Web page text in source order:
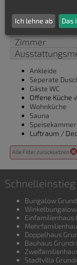
2
Dachform
Zimmer
Ankleide
Seperate
Gäste WC
Offene Küche √
Wohnküche
Sauna
Speisekammer
Luftraum /
Alle Filter zurücksetzen
Schnelleinstieg
Bungalow
Einfamilienhaus
Doppelhaus
Bauhaus
Stadtvilla
Ich lehne ab Das